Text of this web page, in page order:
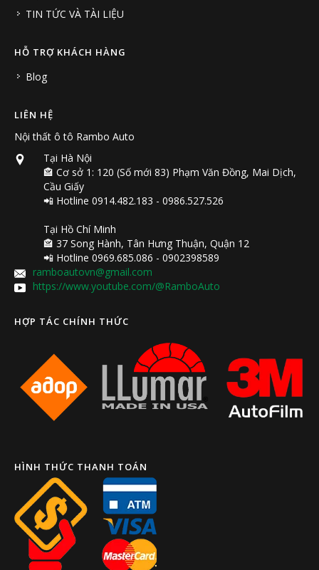
TIN TỨC VÀ TÀI LIỆU
HỖ TRỢ KHÁCH HÀNG
Blog
LIÊN HỆ
Nội thất ô tô Rambo Auto
Tại Hà Nội
🏤 Cơ sở 1: 120 (Số mới 83) Phạm Văn Đồng, Mai Dịch,
Cầu Giấy
📲 Hotline 0914.482.183 - 0986.527.526
Tại Hồ Chí Minh
🏤 37 Song Hành, Tân Hưng Thuận, Quận 12
📲 Hotline 0969.685.086 - 0902398589
ramboautovn@gmail.com
https://www.youtube.com/@RamboAuto
HỢP TÁC CHÍNH THỨC
HÌNH THỨC THANH TOÁN